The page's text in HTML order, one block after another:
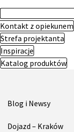
Kontakt z opiekunem
Strefa projektanta
Inspiracje
Katalog produktów
Blog i Newsy
Dojazd – Kraków